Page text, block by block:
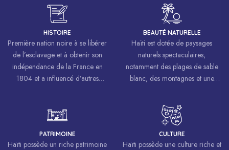
HISTOIRE
Première nation noire à se libérer
de l’esclavage et à obtenir son
indépendance de la France en
1804 et a influencé d’autres
luttes pour la liberté et l’égalité.
BEAUTÉ NATURELLE
Haïti est dotée de paysages
naturels spectaculaires,
notamment des plages de sable
blanc, des montagnes et une
PATRIMOINE
Haïti possède un riche patrimoine
CULTURE
Haïti possède une culture riche et